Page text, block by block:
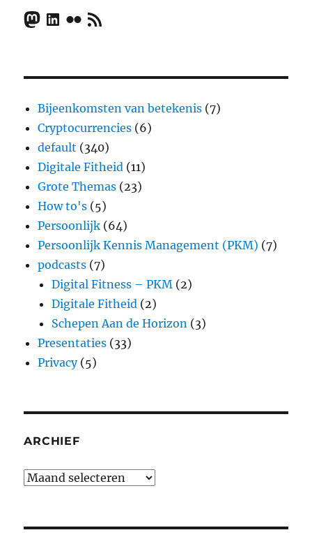
Mastodon
LinkedIn
FlickrRSS Feed
Bijeenkomsten van betekenis (7)
Cryptocurrencies (6)
default (340)
Digitale Fitheid (11)
Grote Themas (23)
How to's (5)
Persoonlijk (64)
Persoonlijk Kennis Management (PKM) (7)
podcasts (7)
Digital Fitness – PKM (2)
Digitale Fitheid (2)
Schepen Aan de Horizon (3)
Presentaties (33)
Privacy(5)
ARCHIEF
Archief